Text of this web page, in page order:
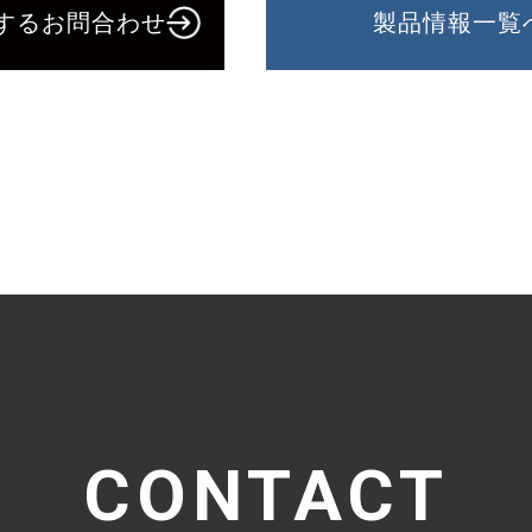
るお問合わせ 製品情報一覧
CONTACT